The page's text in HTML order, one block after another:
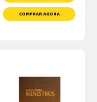
COMPRAR AGORA